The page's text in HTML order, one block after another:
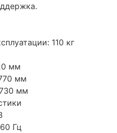
110 кг
мм
мм
мм
Гц